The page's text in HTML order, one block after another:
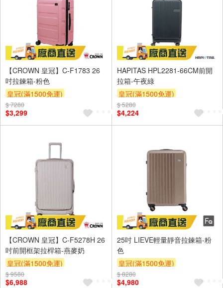
【CROWN 皇冠】C-F1783 26
吋拉鍊箱-粉色
皇冠(滿1500免運)
$ 7280
$3,299
HAPITAS HPL2281-66CM前開
拉箱-午夜綠
皇冠(滿1500免運)
$ 5280
$4,224
【CROWN 皇冠】C-F5278H 26
吋前開框架拉桿箱-燕麥奶
皇冠(滿1500免運)
$ 9580
$6,988
25吋 LIEVE輕量靜音拉鍊箱-粉
色
皇冠(滿1500免運)
$ 8280
$4,980